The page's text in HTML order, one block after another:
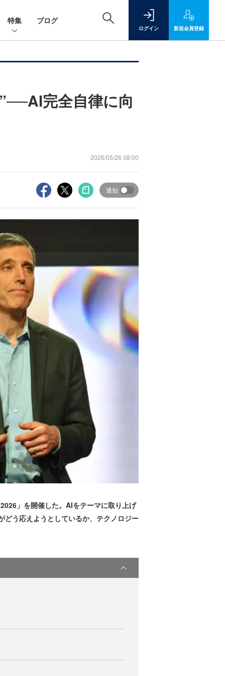
特集 ブログ
ログイン 新規会員登録
完全自律に向
2026/05/26 08:00
通知
」を開催した。AIをテーマに取り上げ
う応えようとしているか、テクノロジー